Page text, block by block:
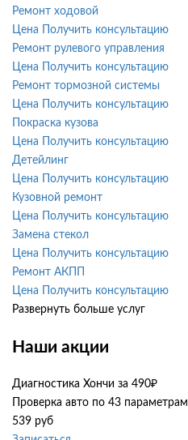
Ремонт ходовой
Цена
Получить консультацию
Ремонт рулевого управления
Цена
Получить консультацию
Ремонт тормозной системы
Цена
Получить консультацию
Покраска кузова
Цена
Получить консультацию
Детейлинг
Цена
Получить консультацию
Кузовной ремонт
Цена
Получить консультацию
Замена стекол
Цена
Получить консультацию
Ремонт АКПП
Цена
Получить консультацию
Развернуть больше услуг
Наши акции
Диагностика Хончи за 490₽
Проверка авто по 43 параметрам
539 руб